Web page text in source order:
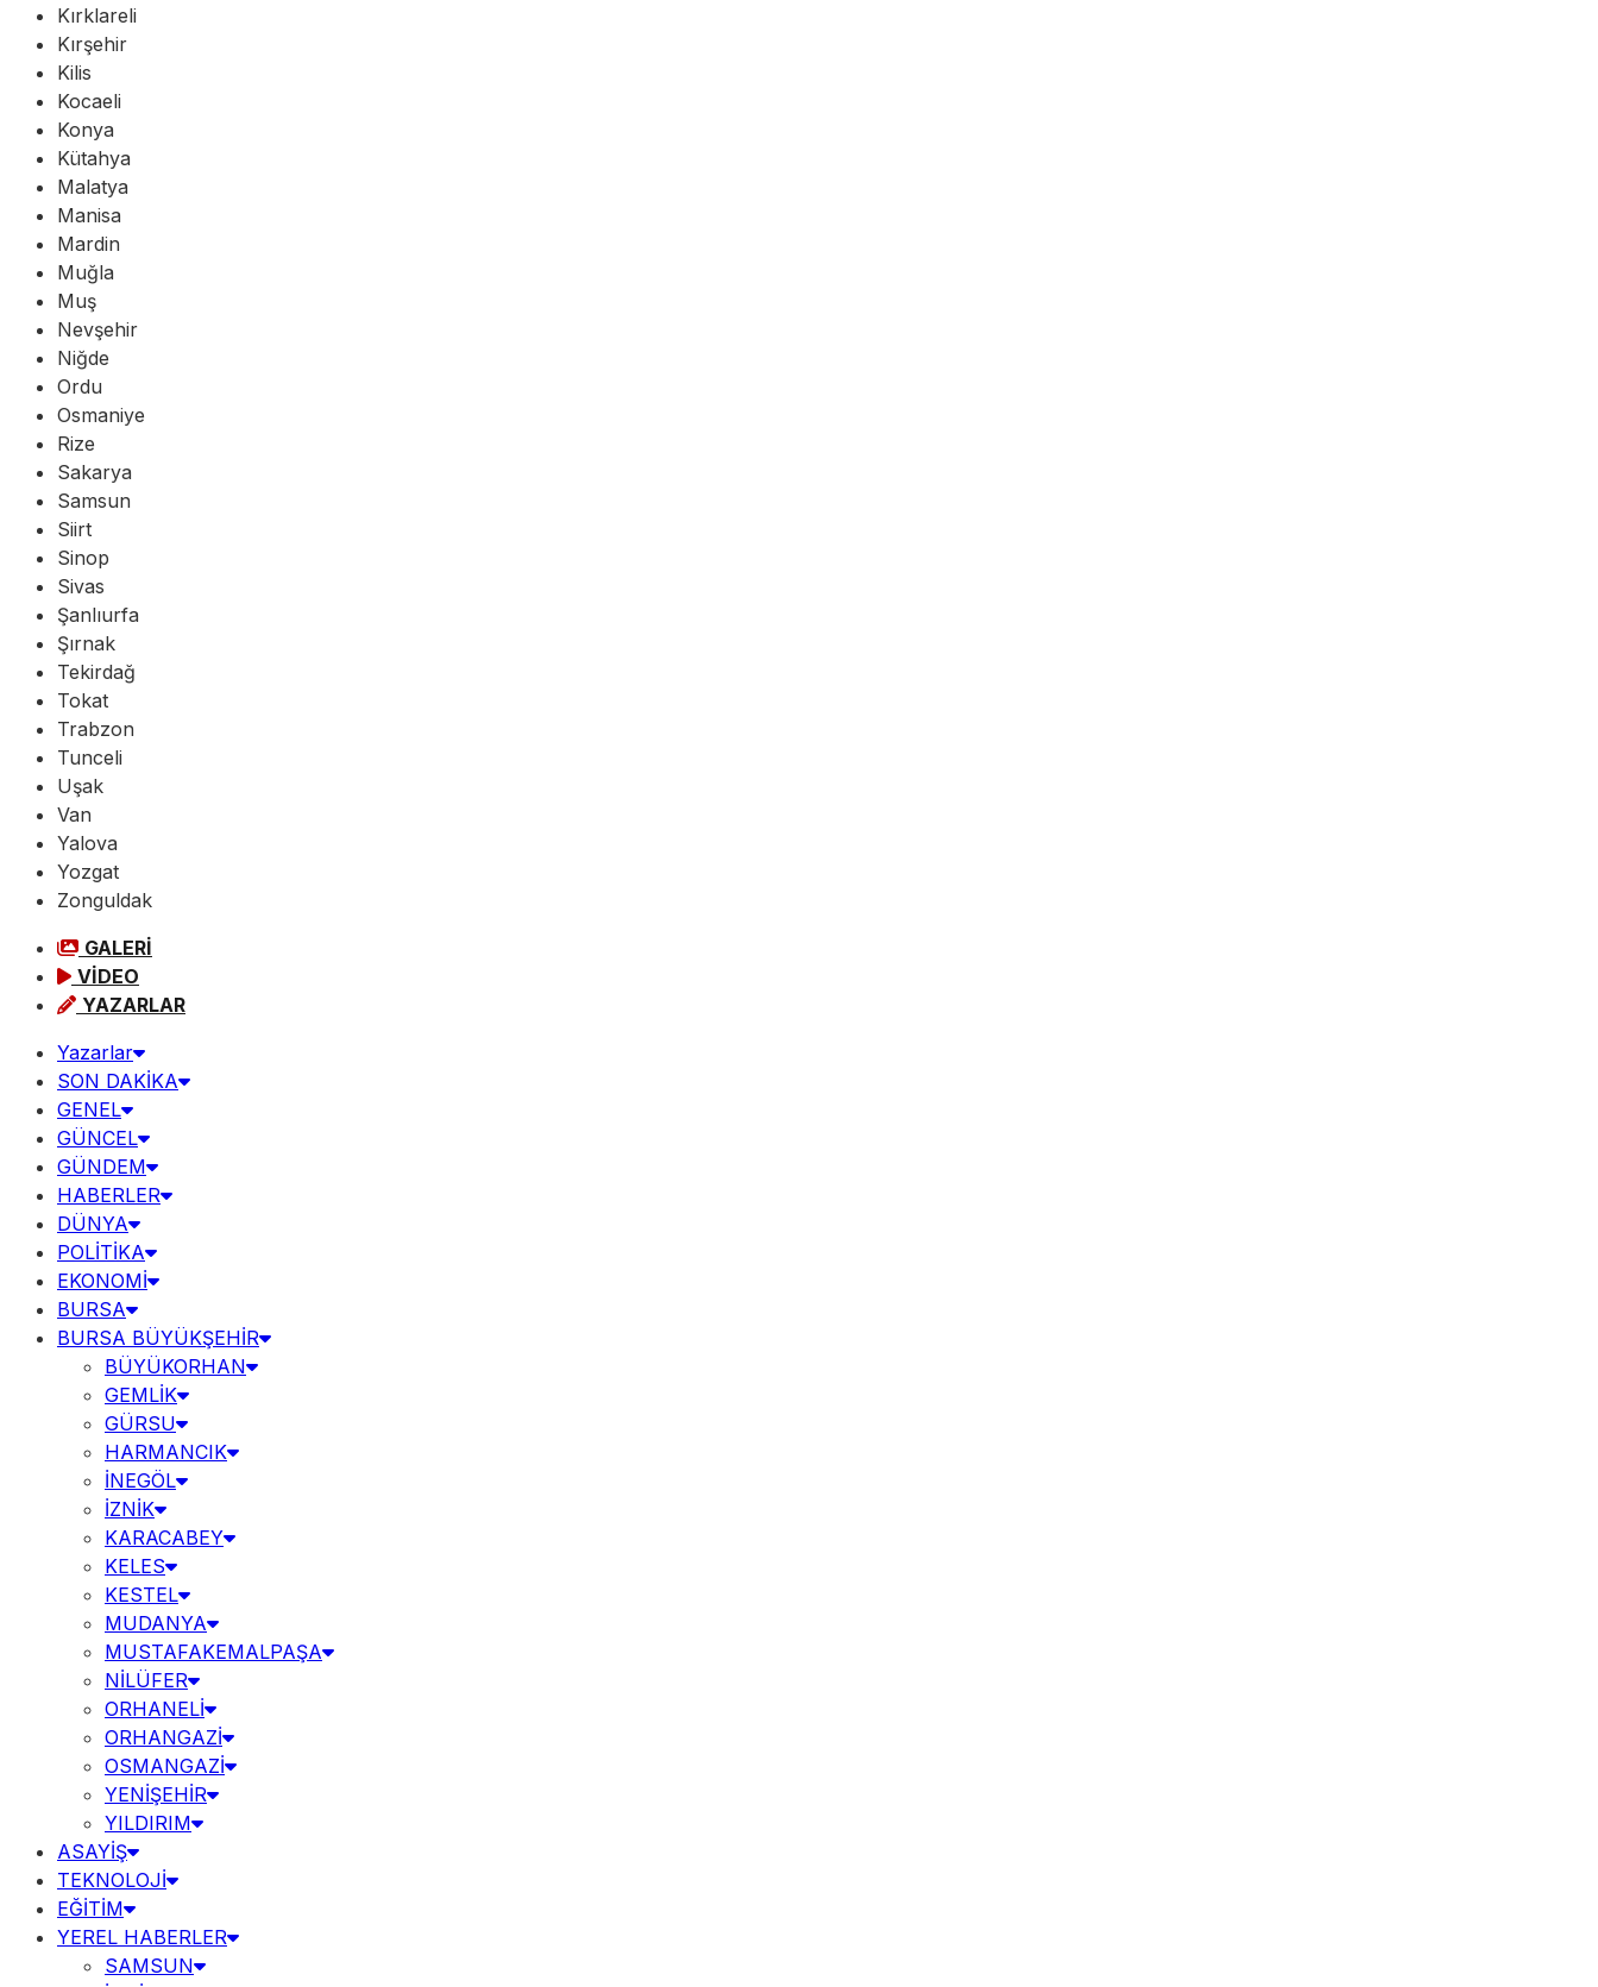
Kırklareli
Kırşehir
Kilis
Kocaeli
Konya
Kütahya
Malatya
Manisa
Mardin
Muğla
Muş
Nevşehir
Niğde
Ordu
Osmaniye
Rize
Sakarya
Samsun
Siirt
Sinop
Sivas
Şanlıurfa
Şırnak
Tekirdağ
Tokat
Trabzon
Tunceli
Uşak
Van
Yalova
Yozgat
Zonguldak
GALERİ
VİDEO
YAZARLAR
Yazarlar
SON DAKİKA
GENEL
GÜNCEL
GÜNDEM
HABERLER
DÜNYA
POLİTİKA
EKONOMİ
BURSA
BURSA BÜYÜKŞEHİR
BÜYÜKORHAN
GEMLİK
GÜRSU
HARMANCIK
İNEGÖL
İZNİK
KARACABEY
KELES
KESTEL
MUDANYA
MUSTAFAKEMALPAŞA
NİLÜFER
ORHANELİ
ORHANGAZİ
OSMANGAZİ
YENİŞEHİR
YILDIRIM
ASAYİŞ
TEKNOLOJİ
EĞİTİM
YEREL HABERLER
SAMSUN